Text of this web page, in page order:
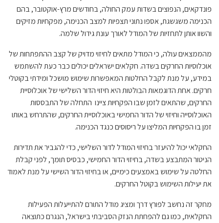
פונדקאים, הנפוצים בשדות עמק החולה, בחודשים מרץ-אוקטובר, בהם
הכנימה משגשגת, אספו נתוני תצפיות למצב הכנימה, מפקחיות מזיקים
והשוו אותן לתחזיות של המודל לאורך עונת גידול שלמה.
מהממצאים עולה, כי המודל מתאים לחיזוי מדויק של קצב ההתפתחות של
אוכלוסיות החרקים בשדה. חקלאים ישראלים יכולים כבר כעת להשתמש
במידע, על מנת לקבל החלטות המאפשרות שימוש מושכל ומידתי בקוטלי
חרקים. אחת הדוגמאות הבולטות היא חיזוי הדור השלישי של אוכלוסיית
החרקים, שהתאים לזמן שבו הפקחיות ציינו התחלה של התבססות
האוכלוסייה וחיזוי של הדור החמישי באוכלוסיית החרקים, שהתרחש באותו
זמן בו הפקחיות המליצו על ריסוסים כנגד הכנימה.
החקלאי יכול להיעזר בחיזוי המודל לדור השלישי, כדי להגביר את תדירות
הניטור המתבצע בשדה, בחיזוי הדור החמישי, כבסיס תומך, לפני קבלת
החלטה על שימוש באמצעים כימיים, או בחיזוי הדור השישי על מנת לאמוד
את יעילות השימוש בקוטל החרקים.
מחקר זה נחשב לפורץ דרך ומציג מודל התורם להתייעלות הפעילות
החקלאית, כמו גם להפחתת הנזק הסביבתי בישראל, הנגרם כתוצאה